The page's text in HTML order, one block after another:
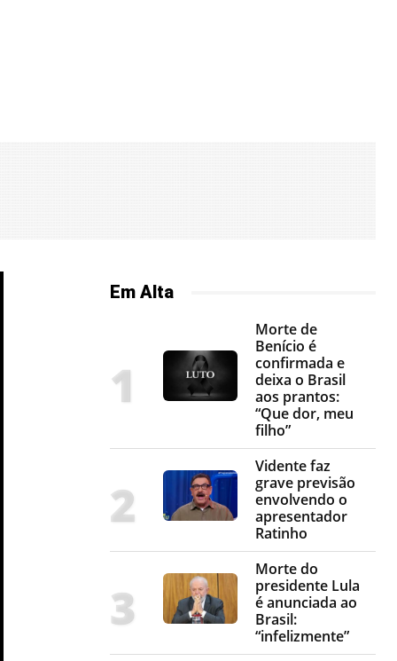
Em Alta
Morte de
Benício é
confirmada e
deixa o Brasil
aos prantos:
“Que dor, meu
filho”
Vidente faz
grave previsão
envolvendo o
apresentador
Ratinho
Morte do
presidente Lula
é anunciada ao
Brasil:
“infelizmente”